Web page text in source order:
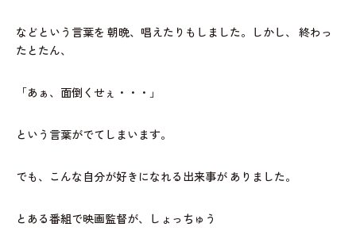
などという言葉を 朝晩、唱えたりもしました。しかし、
終わっ
たとたん、
「あぁ、面倒くせぇ・・・」
という言葉がでてしまいます。
でも、こんな自分が好きになれる出来事が ありました。
とある番組で映画監督が、しょっちゅう